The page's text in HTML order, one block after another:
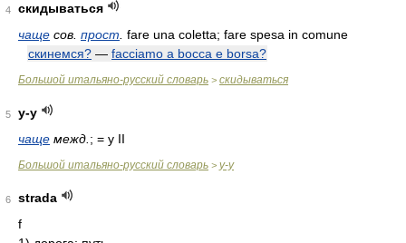
4
скидываться
чаще сов. прост fare una coletta; fare spesa in comune
скинемся? — facciamo a bocca e borsa?
Большой итальяно-русский словарь > скидываться
5
у-у
чаще межд. ; = у II
Большой итальяно-русский словарь > у-у
6
strada
f